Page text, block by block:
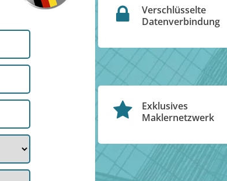
Verschlüsselte
Datenverbindung
Exklusives
Maklernetzwerk